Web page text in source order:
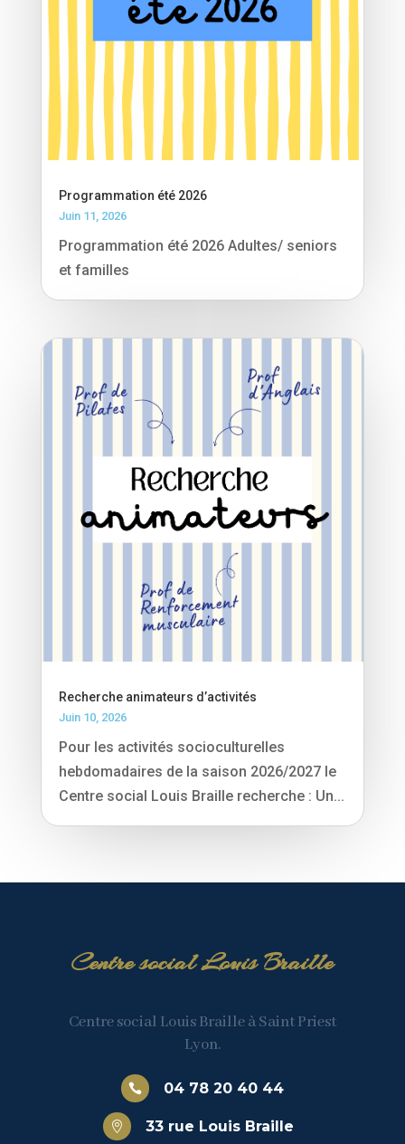
Programmation été 2026
Juin 11, 2026
Programmation été 2026 Adultes/ seniors
et familles
Recherche animateurs d’activités
Juin 10, 2026
Pour les activités socioculturelles
hebdomadaires de la saison 2026/2027 le
Centre social Louis Braille recherche : Un...
Centre social Louis Braille
Centre social Louis Braille à Saint Priest
Lyon.
 04 78 20 40 44

33 rue Louis Braille